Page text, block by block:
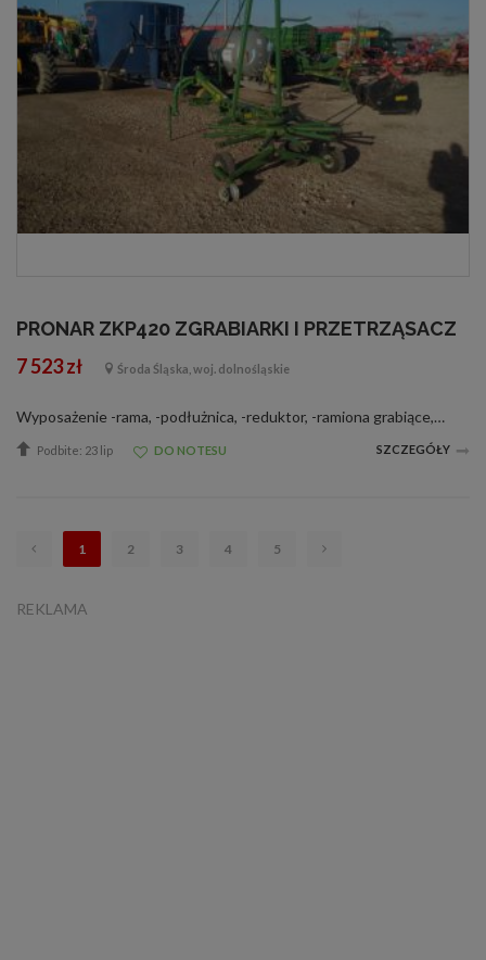
PRONAR ZKP420 ZGRABIARKI I PRZETRZĄSACZ
7 523 zł Środa Śląska, woj. dolnośląskie
Wyposażenie -rama, -podłużnica, -reduktor, -ramiona grabiące, -belka kół, -wahacz, -osłona, -podpora, -blokada, -skrzydła osłon, -koła z ogumieniem firmy DELI TIPE o rozmiarze 15x6.00-6 i zużyciu 30 %. Jesteśmy największą firmą remark...
Podbite: 23 lip DO NOTESU SZCZEGÓŁY
1 2 3 4 5
REKLAMA